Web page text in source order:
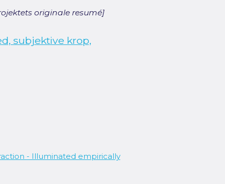
originale resumé]
subjektive krop,
- Illuminated empirically